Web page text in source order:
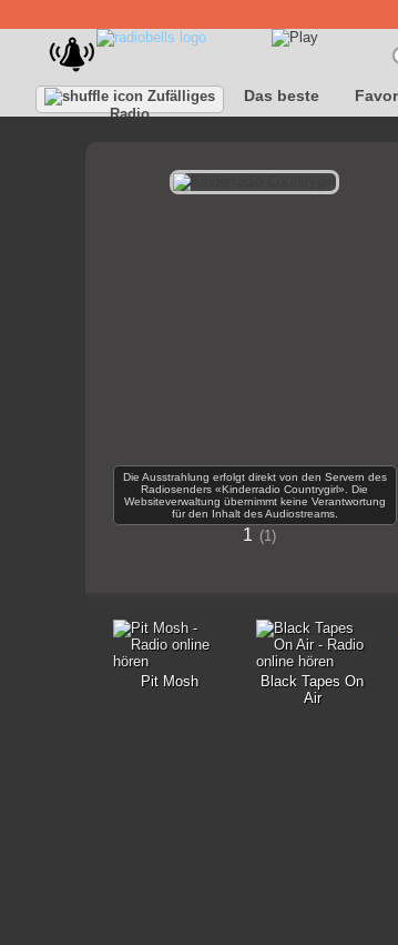
Zufälliges
Radio
Das beste
Die Ausstrahlung erfolgt direkt von den Servern des
Radiosenders «Kinderradio Countrygirl». Die
Websiteverwaltung übernimmt keine Verantwortung
für den Inhalt des Audiostreams.
1 1
Pit Mosh
Black Tapes On
Air